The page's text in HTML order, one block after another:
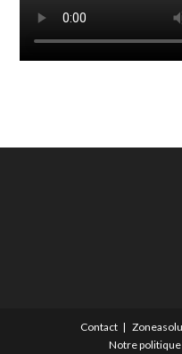
Contact
Notre politique